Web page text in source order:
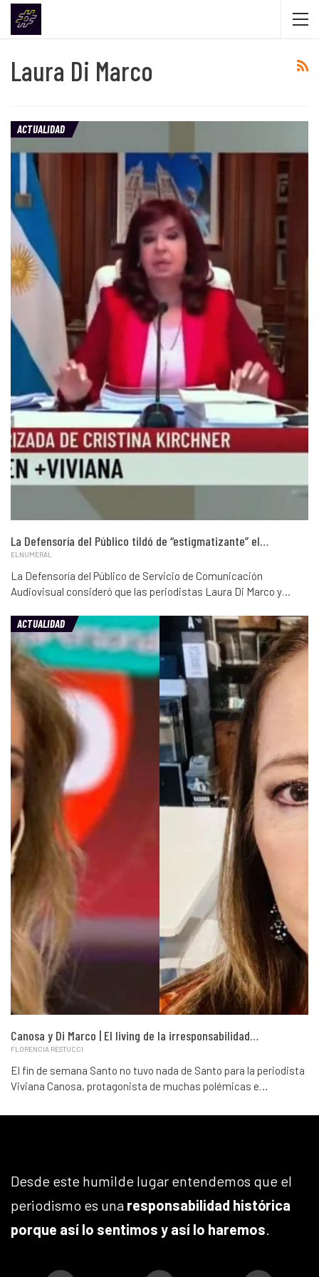
Laura Di Marco
ACTUALIDAD
La Defensoría del Público tildó de “estigmatizante” el…
ELNUMERAL
La Defensoría del Público de Servicio de Comunicación
Audiovisual consideró que las periodistas Laura Di Marco y…
ACTUALIDAD
Canosa y Di Marco | El living de la irresponsabilidad…
FLORENCIA RESTUCCI
El fin de semana Santo no tuvo nada de Santo para la periodista
Viviana Canosa, protagonista de muchas polémicas e…
Desde este humilde lugar entendemos que el
periodismo es una responsabilidad histórica
porque así lo sentimos y así lo haremos.